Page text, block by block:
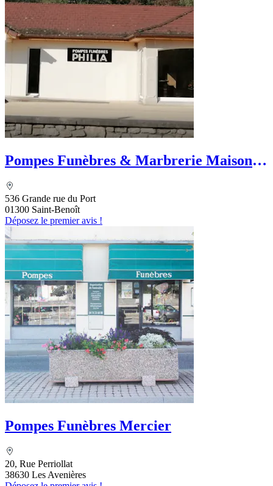
Pompes Funèbres & Marbrerie Maison
536 Grande rue du Port
01300 Saint-Benoît
Déposez le premier avis !
Pompes Funèbres Mercier
20, Rue Perriollat
38630 Les Avenières